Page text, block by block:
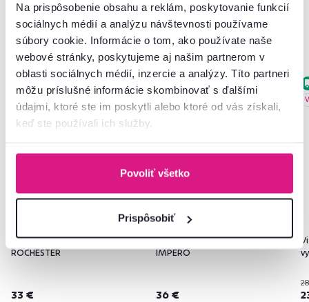
Na prispôsobenie obsahu a reklám, poskytovanie funkcií
sociálnych médií a analýzu návštevnosti používame
súbory cookie. Informácie o tom, ako používate naše
webové stránky, poskytujeme aj našim partnerom v
oblasti sociálnych médií, inzercie a analýzy. Títo partneri
môžu príslušné informácie skombinovať s ďalšími
údajmi, ktoré ste im poskytli alebo ktoré od vás získali,
keď ste používali ich služby.
Povoliť všetko
Prispôsobiť
Podobné produkty
6-bodové LED osvetlenie,
ROCHESTER
33 €
Regál, 3-policový, jelša,
IMPERO
36 €